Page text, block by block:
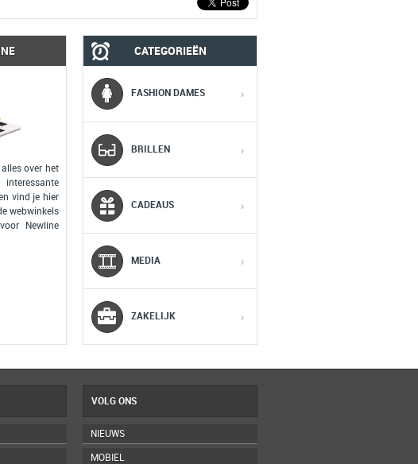
MOBIEL
2
3
over het
vind je hier
webwinkels
Newline
CATEGORIEËN
FASHION DAMES ›
BRILLEN ›
CADEAUS ›
MEDIA ›
ZAKELIJK ›
VOLG ONS
NIEUWS
MOBIEL